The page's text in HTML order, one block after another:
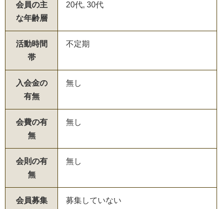
会員の主
な年齢層
20代, 30代
活動時間
帯
不定期
入会金の
有無
無し
会費の有
無
無し
会則の有
無
無し
会員募集
募集していない